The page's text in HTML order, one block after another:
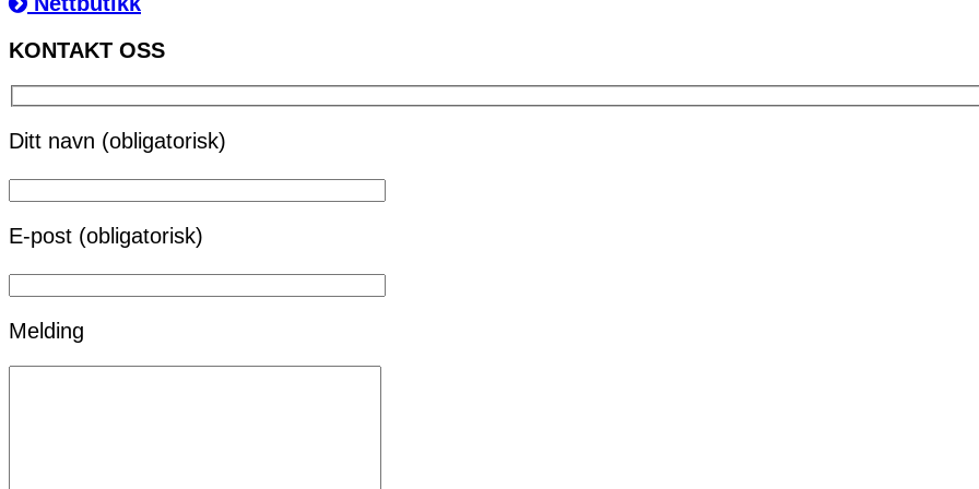
KONTAKT OSS
Ditt navn (obligatorisk)
E-post (obligatorisk)
Melding